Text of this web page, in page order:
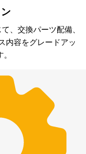
、交換パーツ配備、
内容をグレードアッ